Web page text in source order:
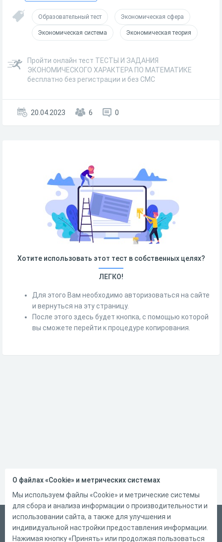
Образовательный тест Экономическая сфера
Экономическая система Экономическая теория
Пройти онлайн тест ТЕСТЫ И ЗАДАНИЯ
ЭКОНОМИЧЕСКОГО ХАРАКТЕРА ПО МАТЕМАТИКЕ
бесплатно без регистрации и без СМС
20.04.2023 6 0
Хотите использовать этот тест в собственных целях?
ЛЕГКО!
Для этого Вам необходимо авторизоваться на сайте
и вернуться на эту страницу.
После этого здесь будет кнопка, с помощью которой
вы сможете перейти к процедуре копирования.
Русский
Справка
О файлах «Cookie» и метрических системах
Мы используем файлы «Cookie» и метрические системы
для сбора и анализа информации о производительности и
использовании сайта, а также для улучшения и
индивидуальной настройки предоставления информации.
Нажимая кнопку «Принять» или продолжая пользоваться